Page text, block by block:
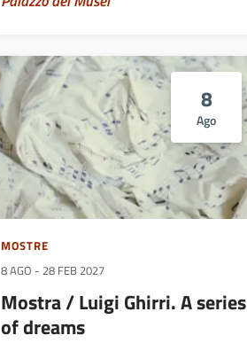
8
Ago
MOSTRE
8 AGO - 28 FEB 2027
Mostra / Luigi Ghirri. A series
of dreams